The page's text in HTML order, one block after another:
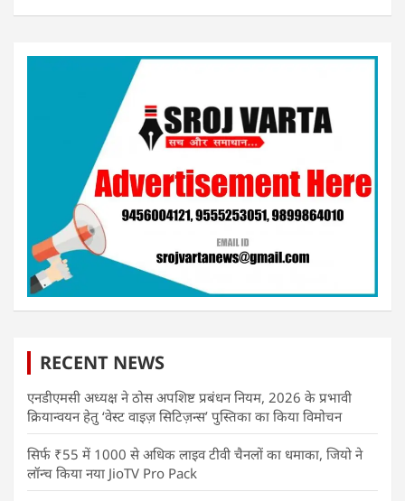
RECENT NEWS
एनडीएमसी अध्यक्ष ने ठोस अपशिष्ट प्रबंधन नियम, 2026 के प्रभावी
क्रियान्वयन हेतु ‘वेस्ट वाइज़ सिटिज़न्स’ पुस्तिका का किया विमोचन
सिर्फ ₹55 में 1000 से अधिक लाइव टीवी चैनलों का धमाका, जियो ने
लॉन्च किया नया JioTV Pro Pack